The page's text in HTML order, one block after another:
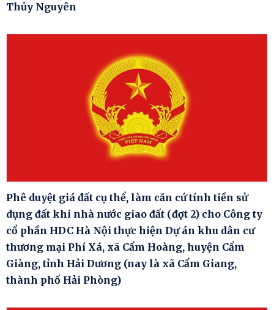
Thủy Nguyên
Phê duyệt giá đất cụ thể, làm căn cứ tính tiền sử
dụng đất khi nhà nước giao đất (đợt 2) cho Công ty
cổ phần HDC Hà Nội thực hiện Dự án khu dân cư
thương mại Phí Xá, xã Cẩm Hoàng, huyện Cẩm
Giàng, tỉnh Hải Dương (nay là xã Cẩm Giang,
thành phố Hải Phòng)